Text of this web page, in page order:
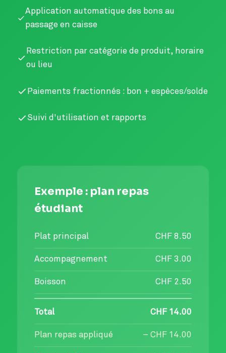
Application automatique des bons au
passage en caisse
Restriction par catégorie de produit, horaire
ou lieu
Paiements fractionnés : bon + espèces/solde
Suivi d'utilisation et rapports
Exemple : plan repas
étudiant
Plat principal CHF 8.50
Accompagnement CHF 3.00
Boisson CHF 2.50
Total CHF 14.00
Plan repas appliqué – CHF 14.00